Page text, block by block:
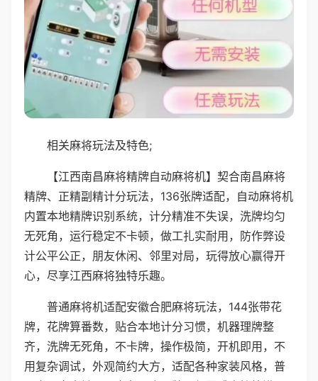
相关麻将玩法及特色;
【江西南昌麻将精牌自动麻将机】契合南昌麻将
精牌、正精副精计分玩法，136张牌适配，自动麻将机
内置本地精牌识别系统，计分精准不失误，洗牌均匀
无死角，运行稳定不卡顿，做工扎实耐用，防作弊设
计公平公正，朋友休闲、邻里对局，玩得放心赢得开
心，尽享江西麻将独特乐趣。
普通麻将机适配安徽合肥麻将玩法，144张带花
牌，花牌算番数，贴合本地计分习惯，机器理牌整
齐，洗牌无死角，不卡牌，操作极简，开机即用，不
用复杂调试，外观简约大方，适配各种家装风格，普